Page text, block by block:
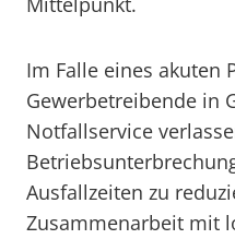
Im Falle eines akuten
Gewerbetreibende in
Notfallservice
Ausfallzeiten zu
Zusammenarbeit mit